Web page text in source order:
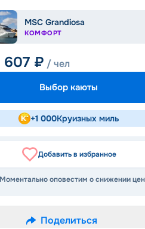
MSC Grandiosa
КОМФОРТ
607 ₽ / чел
Выбор каюты
+1 000Круизных миль
Добавить в избранное
Моментально оповестим о снижении
Поделиться